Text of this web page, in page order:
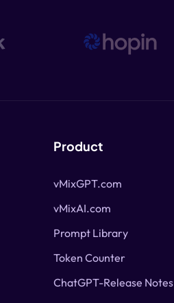
Product
vMixGPT.com
vMixAI.com
Prompt Library
Token Counter
ChatGPT-Release Notes